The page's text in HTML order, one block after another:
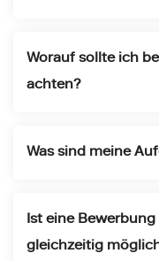
Worauf sollte ich
achten?
Was sind meine
Ist eine
gleichzeitig